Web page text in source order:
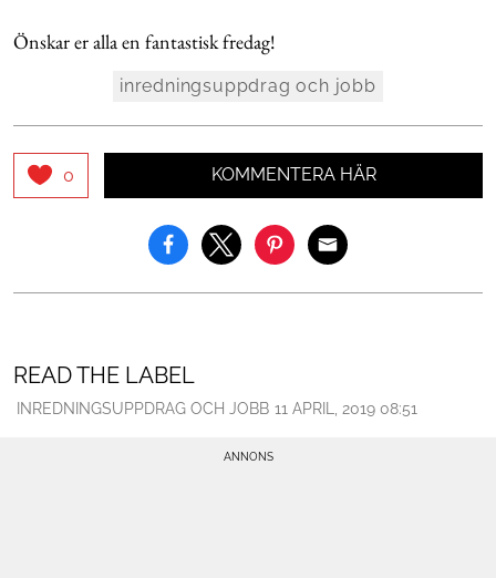
Önskar er alla en fantastisk fredag!
inredningsuppdrag och jobb
0 KOMMENTERA HÄR
READ THE LABEL
INREDNINGSUPPDRAG OCH JOBB 11 APRIL, 2019 08:51